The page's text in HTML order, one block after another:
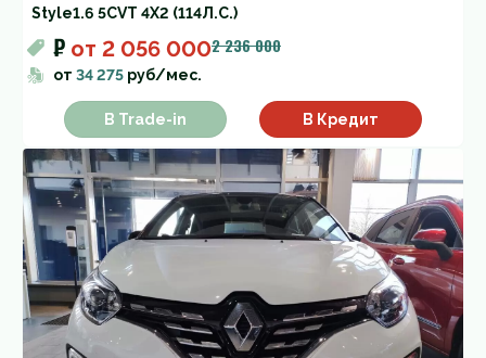
Style1.6 5CVT 4X2 (114Л.С.)
₽ от 2 056 0002 236 000
от 34 275 руб/мес.
В Trade-in В Кредит